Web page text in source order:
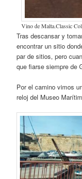
Vino de Malta.Classic
Tras descansar y
encontrar un sitio
par de sitios, pero
que fiarse siempre de
Por el camino vimos
reloj del Museo